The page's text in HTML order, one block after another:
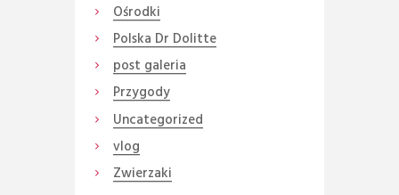
Ośrodki
Polska Dr Dolitte
post galeria
Przygody
Uncategorized
vlog
Zwierzaki